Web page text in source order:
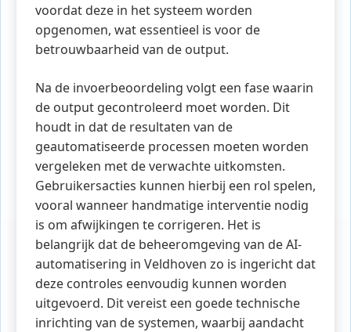
voordat deze in het systeem worden
opgenomen, wat essentieel is voor de
betrouwbaarheid van de output.
Na de invoerbeoordeling volgt een fase waarin
de output gecontroleerd moet worden. Dit
houdt in dat de resultaten van de
geautomatiseerde processen moeten worden
vergeleken met de verwachte uitkomsten.
Gebruikersacties kunnen hierbij een rol spelen,
vooral wanneer handmatige interventie nodig
is om afwijkingen te corrigeren. Het is
belangrijk dat de beheeromgeving van de AI-
automatisering in Veldhoven zo is ingericht dat
deze controles eenvoudig kunnen worden
uitgevoerd. Dit vereist een goede technische
inrichting van de systemen, waarbij aandacht